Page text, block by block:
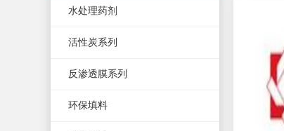
水处理药剂
活性炭系列
反渗透膜系列
环保填料